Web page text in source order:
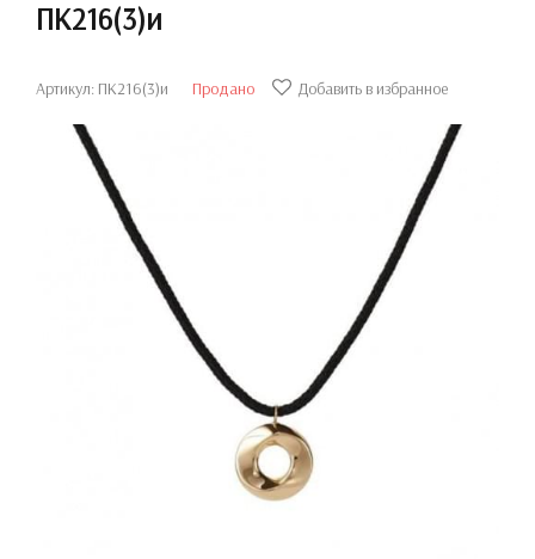
ПК216(3)и
Артикул: ПК216(3)и Продано Добавить в избранное